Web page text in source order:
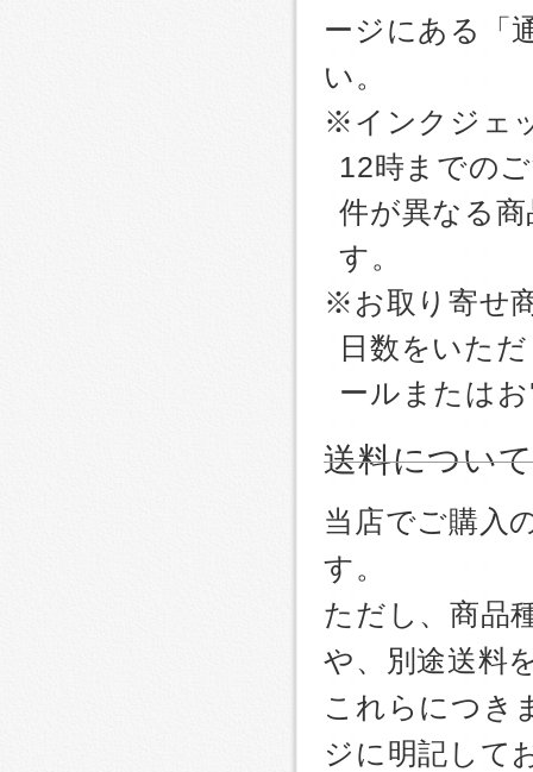
ージにある「
い。
※インクジェ
12時までの
件が異なる
す。
※お取り寄せ
日数をいた
ールまたは
送料について
当店でご購入
す。
ただし、商品
や、別途送料
これらにつき
ジに明記して